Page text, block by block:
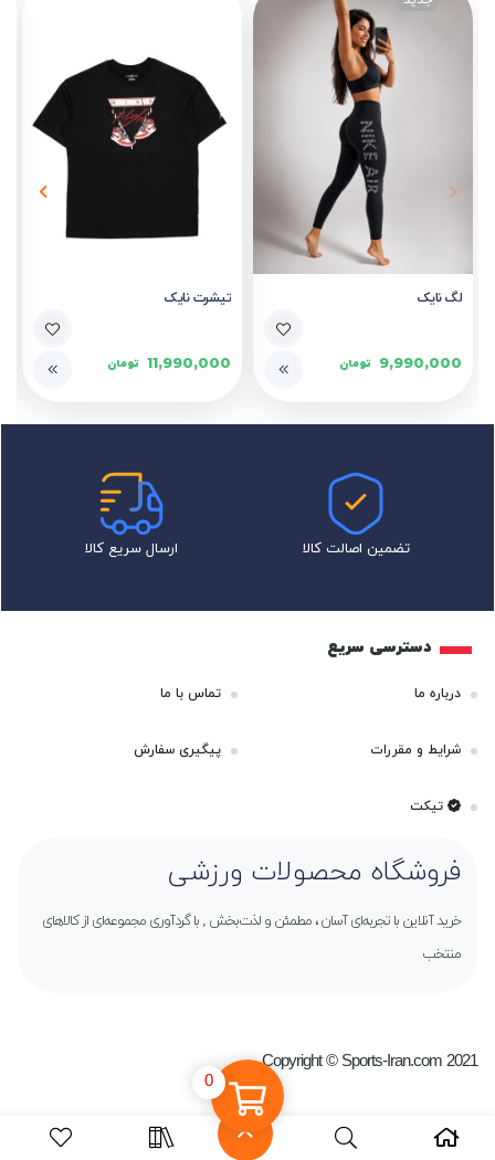
لگ نایک
9,990,000 تومان
تیشرت نایک
11,990,000 تومان
تضمین اصالت کالا ارسال سریع کالا
دسترسی سریع
درباره ما تماس با ما
شرایط و مقررات پیگیری سفارش
تیکت
فروشگاه محصولات ورزشی
خرید آنلاین با تجربه‌ای آسان ، مطمئن و لذت‌بخش , با گردآوری مجموعه‌ای از کالاهای
منتخب
Copyright © Sports-Iran.com 2021
0